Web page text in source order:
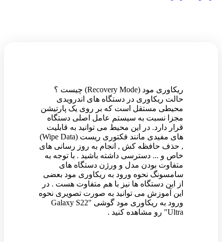
ریکاوری مود (Recovery Mode) چیست ؟
حالت ریکاوری در دستگاه های اندرویدی
محیطی مستقل است که بر روی یک پارتیشن
مجزا نسبت به سیستم عامل اصلی دستگاه
قرار دارد. در این محیط می توانید به قابلیت
های مفیدی مانند فکتوری ریست (Wipe Data)
, حذف حافظه کش , انجام به روز رسانی های
خاص و ... دسترسی داشته باشید . با توجه به
متفاوت بودن مدل و ورژن دستگاه های
سامسونگ نحوه ورود به ریکاوری مود بعضی
از این دستگاه ها نیز با هم متفاوت هست . در
این آموزش می توانید به صورت تصویری نحوه
ورود به ریکاوری مود گوشی "Galaxy S22
Ultra" رو مشاهده کنید .